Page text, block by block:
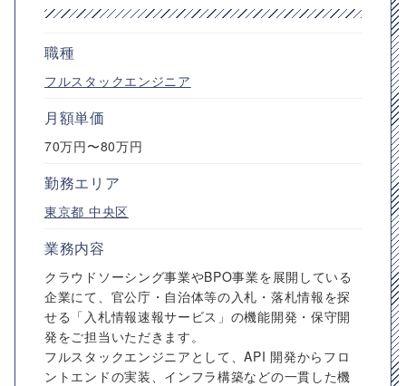
職種
フルスタックエンジニア
月額単価
70万円〜80万円
勤務エリア
東京都 中央区
業務内容
クラウドソーシング事業やBPO事業を展開している
企業にて、官公庁・自治体等の入札・落札情報を探
せる「入札情報速報サービス」の機能開発・保守開
発をご担当いただきます。
フルスタックエンジニアとして、API 開発からフロ
ントエンドの実装、インフラ構築などの一貫した機